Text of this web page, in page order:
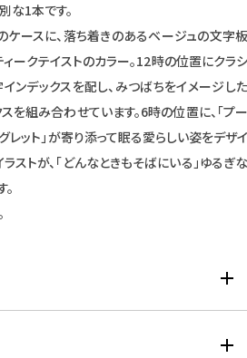
な1本です。
ケースに、落ち着きのあるベージュの文字板
ィークテイストのカラー。12時の位置にクラシ
ンデックスを配し、みつばちをイメージした
を組み合わせています。6時の位置に、「プー
レット」が寄り添って眠る愛らしい姿をデザイ
ストが、「どんなときもそばにいる」ゆるぎな
リスタルガラス